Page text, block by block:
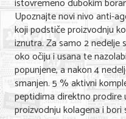
Sve za decu
Kuća i bašta
Gastronomija
Sport i rekreacija
Zdravlje i medicina
istovremeno dubokim
Upoznajte novi nivo anti-
koji podstiče proizvodnju
iznutra. Za samo 2 nedelje
oko očiju i usana te
popunjene, a nakon 4
smanjen. 5 % aktivni
peptidima direktno prodire
proizvodnju kolagena i